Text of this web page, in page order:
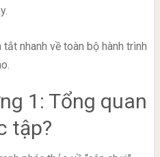
nhanh về toàn bộ hành trình
1: Tổng quan
tập?